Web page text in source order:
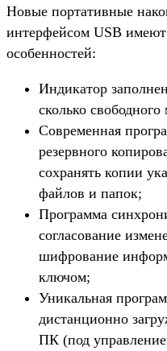
Новые портативные
интерфейсом USB
особенностей:
Индикатор
сколько свободного
Современная
резервного
сохранять копии
файлов и папок;
Программа
согласование
шифрование
ключом;
Уникальная
дистанционно
ПК (под